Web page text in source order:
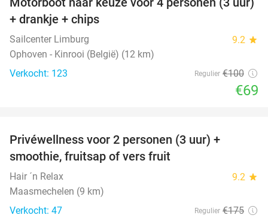
31%
+ drankje + chips
Sailcenter Limburg 9.2 star
Ophoven - Kinrooi (België) (12 km)
Verkocht: 123
Regulier €100
€69
Privéwellness voor 2 personen (3 uur) +
smoothie, fruitsap of vers fruit
Hair ´n Relax 9.2 star
Maasmechelen (9 km)
Verkocht: 47
Regulier €175